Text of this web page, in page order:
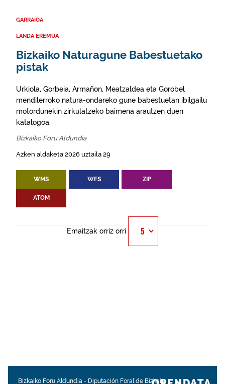
GARRAIOA
LANDA EREMUA
Bizkaiko Naturagune Babestuetako
pistak
Urkiola, Gorbeia, Armañon, Meatzaldea eta Gorobel
mendilerroko natura-ondareko gune babestuetan ibilgailu
motordunekin zirkulatzeko baimena arautzen duen
katalogoa.
Bizkaiko Foru Aldundia
Azken aldaketa 2026 uztaila 29
WMS WFS ZIP
ATOM
Emaitzak orriz orri
Bizkaiko Foru Aldundia - Diputación Foral de Bizkaia